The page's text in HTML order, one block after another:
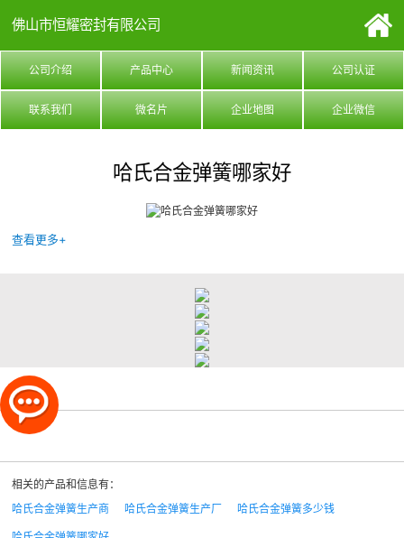
佛山市恒耀密封有限公司
公司介绍 产品中心 新闻资讯 公司认证
联系我们 微名片 企业地图 企业微信
哈氏合金弹簧哪家好
查看更多+
相关的产品和信息有：
哈氏合金弹簧生产商
哈氏合金弹簧生产厂 哈氏合金弹簧多少钱